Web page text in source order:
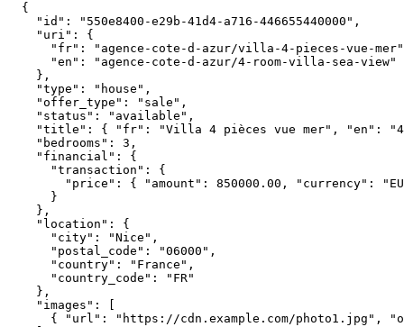
  {
    "id": "550e8400-e29b-41d4-a716-446655440000",
    "uri": {
"fr": "agence-cote-d-azur/villa-4-pieces-vue-
      "en": "agence-cote-d-azur/4-room-villa-sea-view"
    },
    "type": "house",
    "offer_type": "sale",
    "status": "available",
"title": { "fr": "Villa 4 pièces vue mer", "en":
    "bedrooms": 3,
    "financial": {
      "transaction": {
"price": { "amount": 850000.00, "currency":
      }
    },
    "location": {
      "city": "Nice",
      "postal_code": "06000",
      "country": "France",
      "country_code": "FR"
    },
    "images": [
{ "url": "https://cdn.example.com/photo1.jpg",